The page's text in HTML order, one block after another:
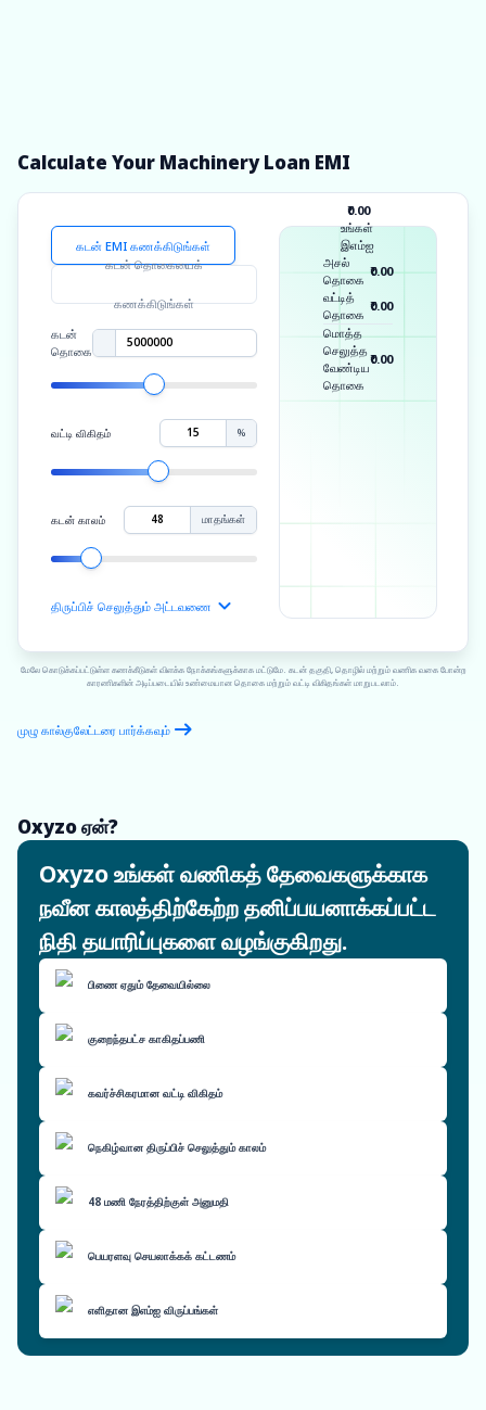
Calculate Your Machinery Loan EMI
கடன் EMI கணக்கிடுங்கள்
கடன் தொகையைக்
கணக்கிடுங்கள்
கடன்
தொகை
வட்டி விகிதம் %
கடன் காலம் மாதங்கள்
திருப்பிச் செலுத்தும் அட்டவணை
அசல்
தொகை
₹0.00
வட்டித்
தொகை
₹0.00
மொத்த
செலுத்த
வேண்டிய
தொகை
₹0.00
உங்கள்
இஎம்ஐ
₹0.00
மேலே கொடுக்கப்பட்டுள்ள கணக்கீடுகள் விளக்க நோக்கங்களுக்காக மட்டுமே. கடன் தகுதி, தொழில் மற்றும் வணிக வகை போன்ற
காரணிகளின் அடிப்படையில் உண்மையான தொகை மற்றும் வட்டி விகிதங்கள் மாறுபடலாம்.
முழு கால்குலேட்டரை பார்க்கவும்
Oxyzo ஏன்?
Oxyzo உங்கள் வணிகத் தேவைகளுக்காக
நவீன காலத்திற்கேற்ற தனிப்பயனாக்கப்பட்ட
நிதி தயாரிப்புகளை வழங்குகிறது.
பிணை ஏதும் தேவையில்லை
குறைந்தபட்ச காகிதப்பணி
கவர்ச்சிகரமான வட்டி விகிதம்
நெகிழ்வான திருப்பிச் செலுத்தும் காலம்
48 மணி நேரத்திற்குள் அனுமதி
பெயரளவு செயலாக்கக் கட்டணம்
எளிதான இஎம்ஐ விருப்பங்கள்